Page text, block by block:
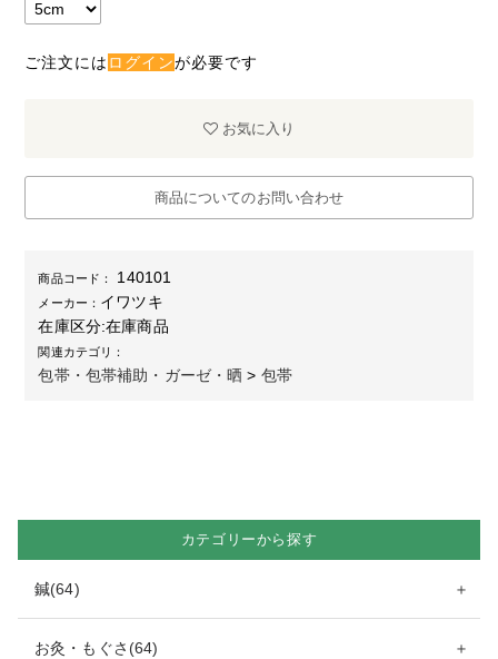
ご注文には ログインが必要です
お気に入り
商品についてのお問い合わせ
商品コード： 140101
メーカー： イワツキ
在庫区分:在庫商品
関連カテゴリ：
包帯・包帯補助・ガーゼ・晒 > 包帯
カテゴリーから探す
鍼(64) ＋
お灸・もぐさ(64) ＋